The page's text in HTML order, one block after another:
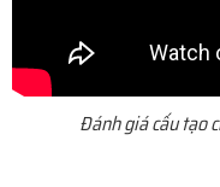
Đánh giá cấu tạo